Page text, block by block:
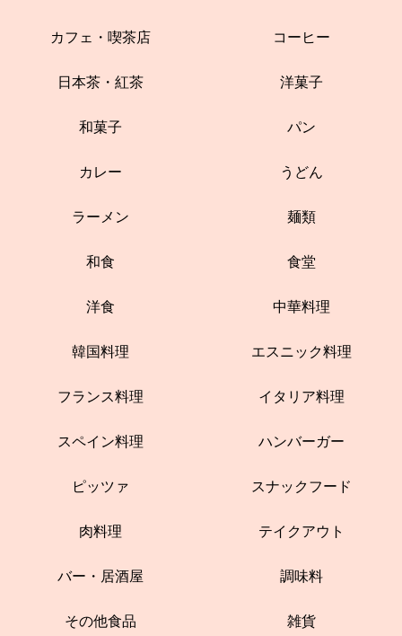
カフェ・喫茶店 コーヒー
日本茶・紅茶 洋菓子
和菓子 パン
カレー うどん
ラーメン 麺類
和食 食堂
洋食 中華料理
韓国料理 エスニック料理
フランス料理 イタリア料理
スペイン料理 ハンバーガー
ピッツァ スナックフード
肉料理 テイクアウト
バー・居酒屋 調味料
その他食品 雑貨